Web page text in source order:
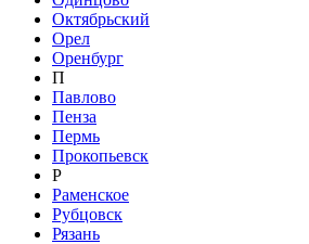
Октябрьский
Орел
Оренбург
П
Павлово
Пенза
Пермь
Прокопьевск
Р
Раменское
Рубцовск
Рязань